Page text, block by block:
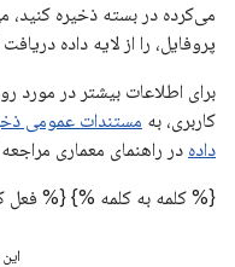
می‌کرده در بسته ذخیره کنید،
پروفایل، را از لایه داده
برای اطلاعات بیشتر در
کاربری، به مستندات عمومی
داده در راهنمای معماری
{% کلمه به کلمه %} {% فعل